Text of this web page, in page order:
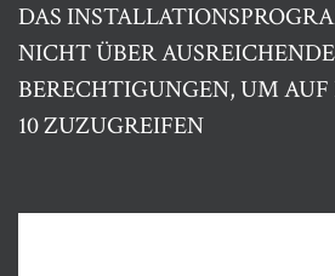
DAS
NICHT ÜBER AUSREICHENDE
BERECHTIGUNGEN, UM
10 ZUZUGREIFEN